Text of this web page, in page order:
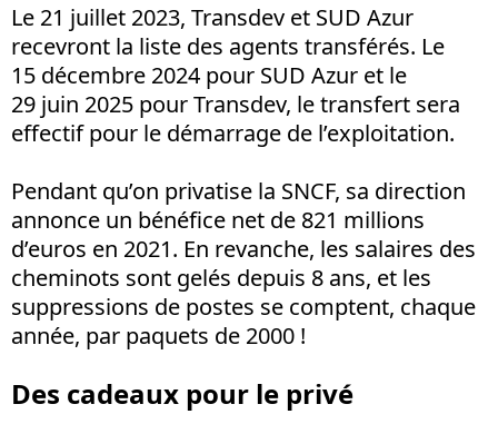
Le 21 juillet 2023, Transdev et SUD Azur
recevront la liste des agents transférés. Le
15 décembre 2024 pour SUD Azur et le
29 juin 2025 pour Transdev, le transfert sera
effectif pour le démarrage de l’exploitation.
Pendant qu’on privatise la SNCF, sa direction
annonce un bénéfice net de 821 millions
d’euros en 2021. En revanche, les salaires des
cheminots sont gelés depuis 8 ans, et les
suppressions de postes se comptent, chaque
année, par paquets de 2000 !
Des cadeaux pour le privé